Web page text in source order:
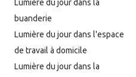
Lumière du jour dans la
buanderie
Lumière du jour dans l'espace
de travail à domicile
Lumière du jour dans la